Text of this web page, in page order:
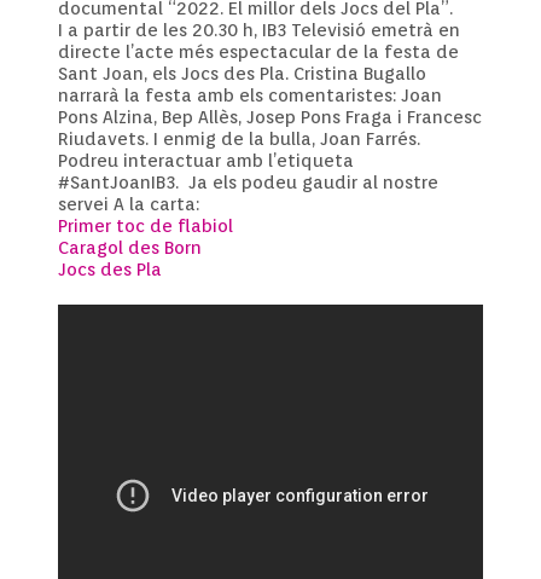
documental “2022. El millor dels Jocs del Pla”.
I a partir de les 20.30 h, IB3 Televisió emetrà en
directe l’acte més espectacular de la festa de
Sant Joan, els Jocs des Pla. Cristina Bugallo
narrarà la festa amb els comentaristes: Joan
Pons Alzina, Bep Allès, Josep Pons Fraga i Francesc
Riudavets. I enmig de la bulla, Joan Farrés.
Podreu interactuar amb l’etiqueta
#SantJoanIB3. Ja els podeu gaudir al nostre
servei A la carta:
Primer toc de flabiol
Caragol des Born
Jocs des Pla